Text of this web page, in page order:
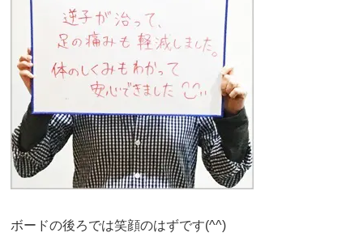
ボードの後ろでは笑顔のはずです(^^)